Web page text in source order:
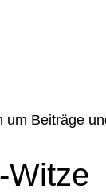
um Beiträge
Witze